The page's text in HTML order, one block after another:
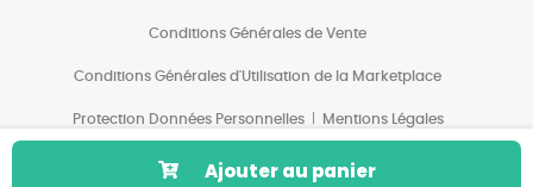
Ajouter au panier
Conditions Générales de Vente
Conditions Générales d'Utilisation de la Marketplace
Protection Données Personnelles Mentions Légales
Conditions des Offres*